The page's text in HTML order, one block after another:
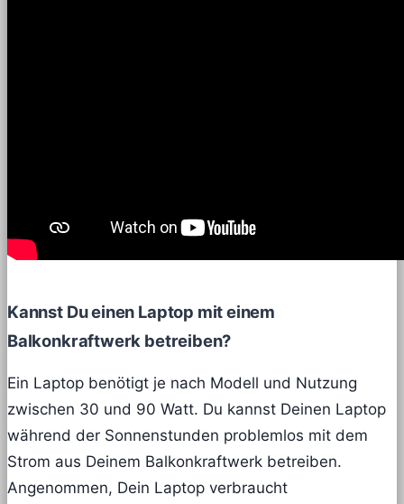
Kannst Du einen Laptop mit einem
Balkonkraftwerk betreiben?
Ein Laptop benötigt je nach Modell und Nutzung
zwischen 30 und 90 Watt. Du kannst Deinen Laptop
während der Sonnenstunden problemlos mit dem
Strom aus Deinem Balkonkraftwerk betreiben.
Angenommen, Dein Laptop verbraucht